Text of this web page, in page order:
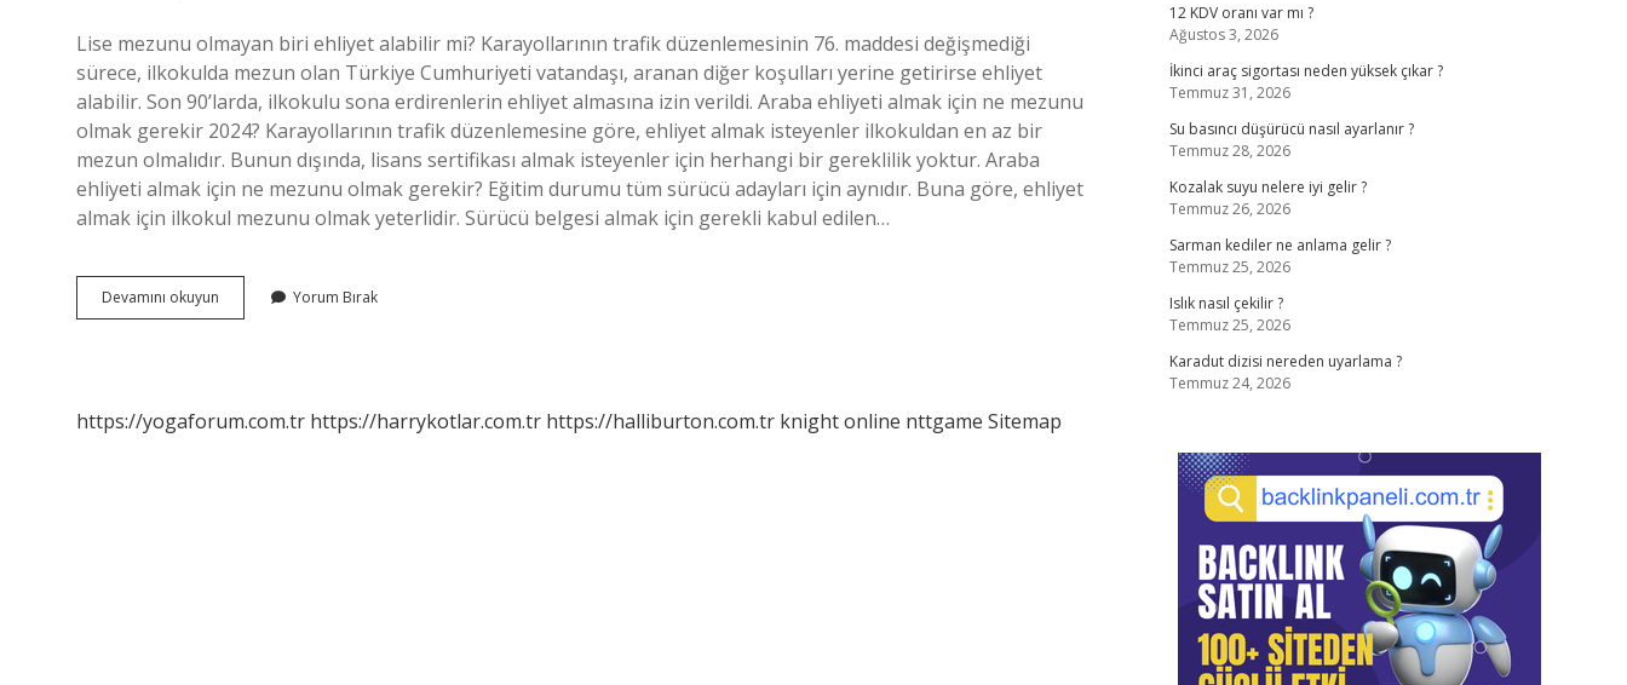
Lise mezunu olmayan biri ehliyet alabilir mi? Karayollarının trafik düzenlemesinin 76. maddesi değişmediği
sürece, ilkokulda mezun olan Türkiye Cumhuriyeti vatandaşı, aranan diğer koşulları yerine getirirse ehliyet
alabilir. Son 90’larda, ilkokulu sona erdirenlerin ehliyet almasına izin verildi. Araba ehliyeti almak için ne mezunu
olmak gerekir 2024? Karayollarının trafik düzenlemesine göre, ehliyet almak isteyenler ilkokuldan en az bir
mezun olmalıdır. Bunun dışında, lisans sertifikası almak isteyenler için herhangi bir gereklilik yoktur. Araba
ehliyeti almak için ne mezunu olmak gerekir? Eğitim durumu tüm sürücü adayları için aynıdır. Buna göre, ehliyet
almak için ilkokul mezunu olmak yeterlidir. Sürücü belgesi almak için gerekli kabul edilen…
Devamını okuyun
Ehliyet
Olmak
Yorum Bırak
https://yogaforum.com.tr https://harrykotlar.com.tr https://halliburton.com.tr knight online nttgame Sitemap
12 KDV oranı var mı ?
Ağustos 3, 2026
İkinci araç sigortası neden yüksek çıkar ?
Temmuz 31, 2026
Su basıncı düşürücü nasıl ayarlanır ?
Temmuz 28, 2026
Kozalak suyu nelere iyi gelir ?
Temmuz 26, 2026
Sarman kediler ne anlama gelir ?
Temmuz 25, 2026
Islık nasıl çekilir ?
Temmuz 25, 2026
Karadut dizisi nereden uyarlama ?
Temmuz 24, 2026